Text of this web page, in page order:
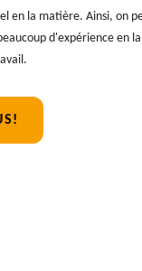
en la matière. Ainsi, on
d'expérience en